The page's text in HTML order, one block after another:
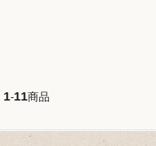
1-11商品